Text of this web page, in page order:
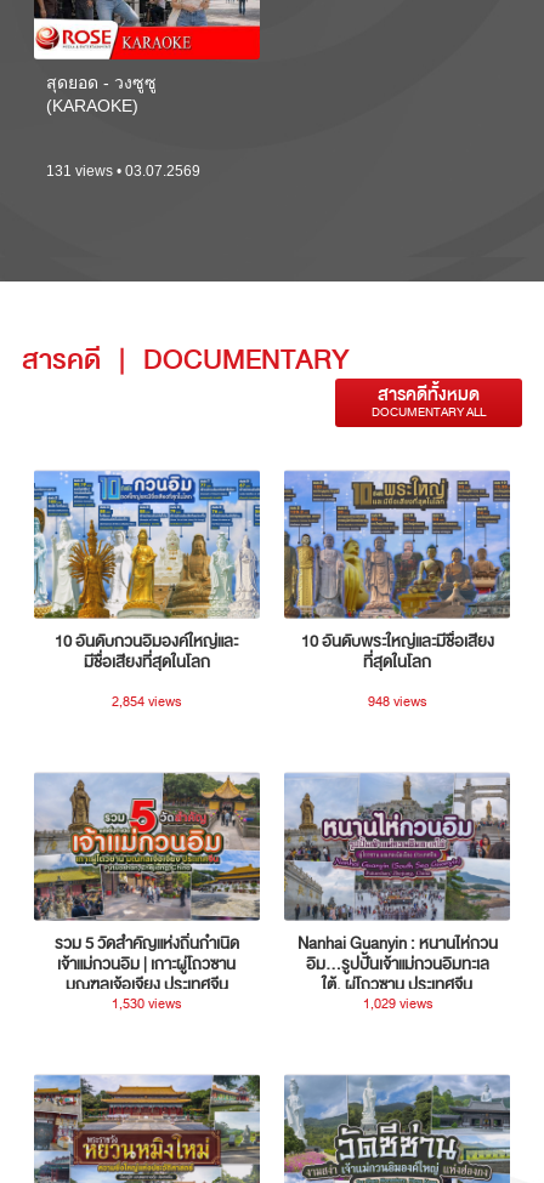
สุดยอด - วงซูซู
(KARAOKE)
131 views • 03.07.2569
สารคดี | DOCUMENTARY
สารคดีทั้งหมด
DOCUMENTARY ALL
10 อันดับกวนอิมองค์ใหญ่และ
มีชื่อเสียงที่สุดในโลก
2,854 views
10 อันดับพระใหญ่และมีชื่อเสียง
ที่สุดในโลก
948 views
รวม 5 วัดสำคัญแห่งถิ่นกำเนิด
เจ้าแม่กวนอิม | เกาะผู่โถวซาน
มณฑลเจ้อเจียง ประเทศจีน
1,530 views
Nanhai Guanyin : หนานไห่กวน
อิม...รูปปั้นเจ้าแม่กวนอิมทะเล
ใต้, ผู่โถวซาน ประเทศจีน
1,029 views